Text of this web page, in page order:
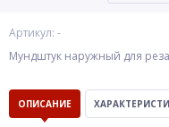
Артикул: -
Мундштук наружный для
ОПИСАНИЕ